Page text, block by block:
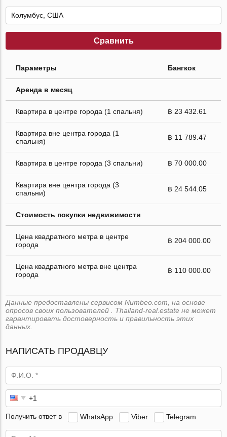
Сравнить
Параметры Бангкок
Аренда в месяц
Квартира в центре города (1 спальня) ฿ 23 432.61
Квартира вне центра города (1
спальня)
฿ 11 789.47
Квартира в центре города (3 спальни) ฿ 70 000.00
Квартира вне центра города (3
спальни)
฿ 24 544.05
Стоимость покупки недвижимости
Цена квадратного метра в центре
города
฿ 204 000.00
Цена квадратного метра вне центра
города
฿ 110 000.00
Данные предоставлены сервисом Numbeo.com, на основе
опросов своих пользователей . Thailand-real.estate не может
гарантировать достоверность и правильность этих
данных.
НАПИСАТЬ ПРОДАВЦУ
Получить ответ в WhatsApp Viber Telegram